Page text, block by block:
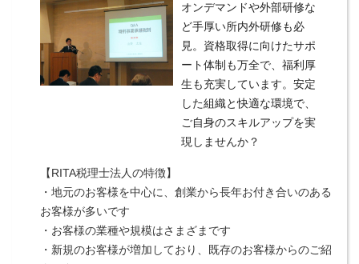
オンデマンドや外部研修な
ど手厚い所内外研修も必
見。資格取得に向けたサポ
ート体制も万全で、福利厚
生も充実しています。安定
した組織と快適な環境で、
ご自身のスキルアップを実
現しませんか？
【RITA税理士法人の特徴】
・地元のお客様を中心に、創業から長年お付き合いのある
お客様が多いです
・お客様の業種や規模はさまざまです
・新規のお客様が増加しており、既存のお客様からのご紹